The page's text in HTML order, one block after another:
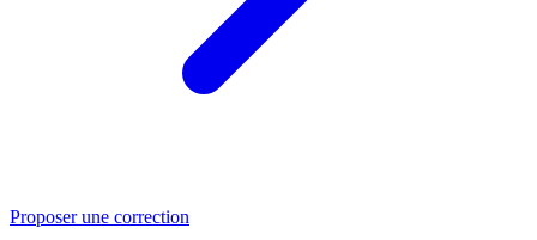
Proposer une correction